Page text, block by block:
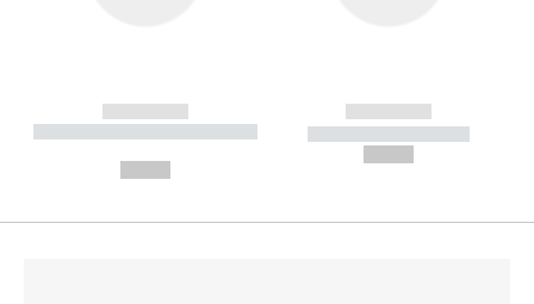
------------
----------- ----------- --------
------------
----------- -----------